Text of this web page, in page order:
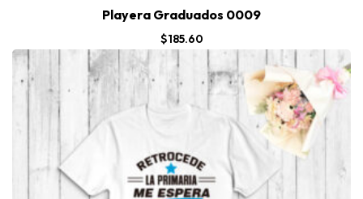
Playera Graduados 0009
$185.60